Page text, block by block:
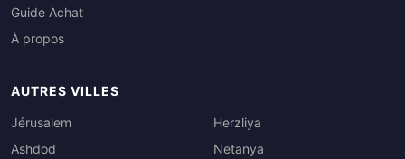
Guide Achat
À propos
AUTRES VILLES
Jérusalem
Ashdod
Herzliya
Netanya